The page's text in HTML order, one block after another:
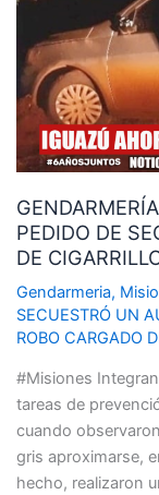
PEDIDO DE
DE
Gendarmeria,
SECUESTRÓ UN
ROBO CARGADO
#Misiones
tareas de
cuando
gris aproximarse,
hecho, realizaron
CON
PEDIDO
DE
SECUESTRO
POR
CARGADO
DE
CIGARRILLOS
DE
CONTRABANDO